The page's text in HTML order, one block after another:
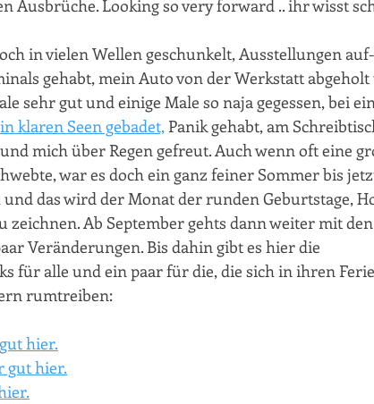
Ausbrüche. Looking so very forward .. ihr wisst
in vielen Wellen geschunkelt, Ausstellungen
gehabt, mein Auto von der Werkstatt
sehr gut und einige Male so naja gegessen, bei
in klaren Seen gebadet, Panik gehabt, am
mich über Regen gefreut. Auch wenn oft eine
war es doch ein ganz feiner Sommer bis
das wird der Monat der runden Geburtstage,
Ab September gehts dann weiter mit
Veränderungen. Bis dahin gibt es hier die
für alle und ein paar für die, die sich in ihren
rumtreiben:
hier.
gut hier.